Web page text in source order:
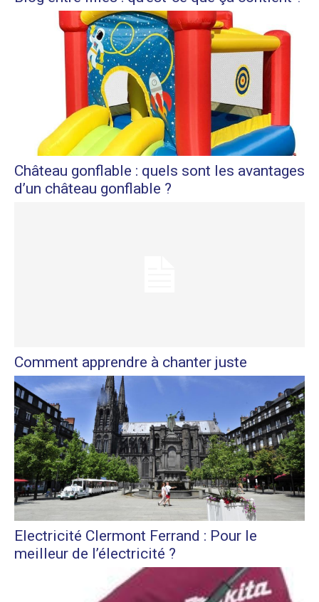
Château gonflable : quels sont les avantages
d’un château gonflable ?
Comment apprendre à chanter juste
Electricité Clermont Ferrand : Pour le
meilleur de l’électricité ?